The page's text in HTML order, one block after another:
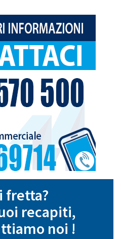
fretta?
recapiti,
noi !